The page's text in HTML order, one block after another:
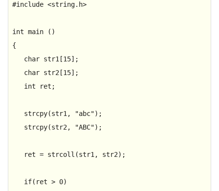
#include <string.h>
int main
()
{
char str1[15];
char str2[15];
int ret;
strcpy(str1, "abc");
strcpy(str2, "ABC");
   ret =
strcoll (str1, str2);
if(ret > 0)